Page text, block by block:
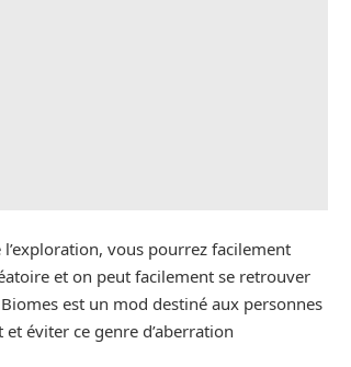
vous pourrez facilement
et on peut facilement se retrouver
est un mod destiné aux personnes
éviter ce genre d’aberration